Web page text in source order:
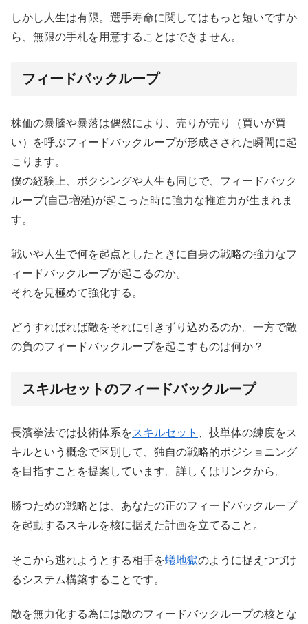
しかし人生は有限。選手寿命に関してはもっと短いですか
ら、無限の手札を用意することはできません。
フィードバックループ
株価の暴騰や暴落は偶然により、売りが売り（買いが買
い）を呼ぶフィードバックループが形成さされた瞬間に起
こります。
僕の経験上、ボクシングや人生も同じで、フィードバック
ループ(自己増殖)が起こった時に強力な推進力が生まれま
す。
戦いや人生で何を起点としたときに自身の戦略の強力なフ
ィードバックループが起こるのか。
それを見極めて強化する。
どうすればれば敵をそれに引きずり込めるのか。一方で敵
の負のフィードバックループを起こすものは何か？
スキルセットのフィードバックループ
長濱拳法では技術体系をスキルセット
、技単体の練度をス
キルという概念で区別して、独自の戦略的ポジショニング
を目指すことを提案しています。詳しくはリンクから。
勝つための戦略とは、あなたの正のフィードバックループ
を起動するスキルを核に据えた計画を立てること。
そこから逃れようとする相手を蟻地獄のように捉えつづけ
るシステム構築することです。
敵を無力化する為には敵のフィードバックループの核とな